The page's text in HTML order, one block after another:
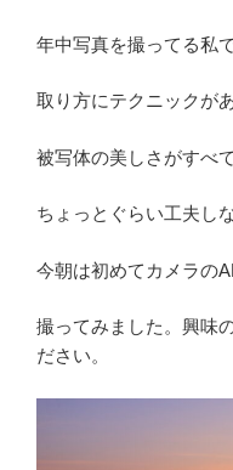
年中写真を撮ってる私
取り方にテクニックが
被写体の美しさがすべ
ちょっとぐらい工夫し
今朝は初めてカメラの
撮ってみました。興味
ださい。